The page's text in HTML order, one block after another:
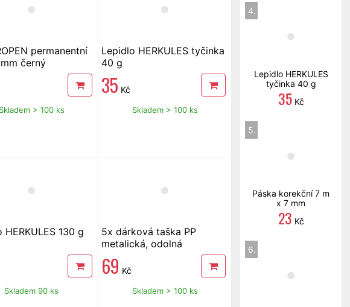
permanentní
černý
Skladem > 100 ks
Lepidlo HERKULES tyčinka
40 g
35 Kč
Skladem > 100 ks
HERKULES 130 g
Skladem 90 ks
5x dárková taška PP
metalická, odolná
69 Kč
Skladem > 100 ks
4.
Lepidlo HERKULES
tyčinka 40 g
35Kč
5.
Páska korekční 7 m
x 7 mm
23 Kč
6.